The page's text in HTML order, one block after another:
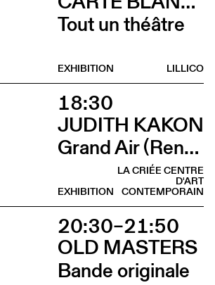
Tout un théâtre
LILLICO
EXHIBITION
18:30
JUDITH KAKON
Grand Air (Rencontre avec Judith Kakon et les commissaires de l’exposition)
LA CRIÉE CENTRE
D'ART
CONTEMPORAIN
EXHIBITION
20:30–21:50
OLD MASTERS
Bande originale